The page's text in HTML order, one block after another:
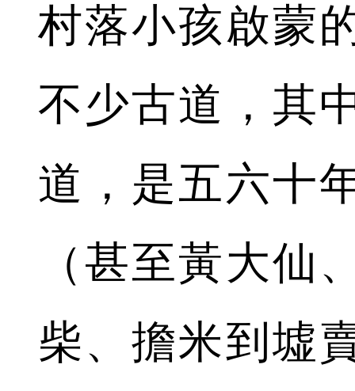
村落小孩啟蒙
不少古道，其
道，是五六十
（甚至黃大仙
柴、擔米到墟